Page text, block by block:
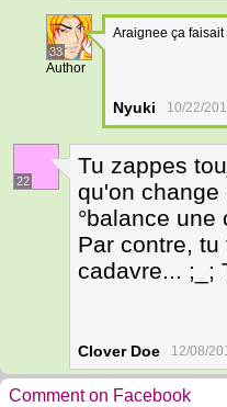
33
Author
Araignee ça
Nyuki 10/22/
22
Tu zappes
qu'on change
°balance une
Par contre,
cadavre... ;_;
Clover Doe 12/08/
Comment on Facebook